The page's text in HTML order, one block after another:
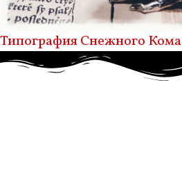
Типография Снежного Кома